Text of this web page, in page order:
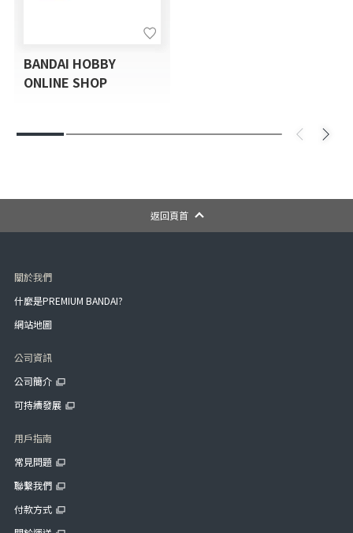
BANDAI HOBBY
ONLINE SHOP
返回頁首
關於我們
什麼是PREMIUM BANDAI?
網站地圖
公司資訊
公司簡介
可持續發展
用戶指南
常見問題
聯繫我們
付款方式